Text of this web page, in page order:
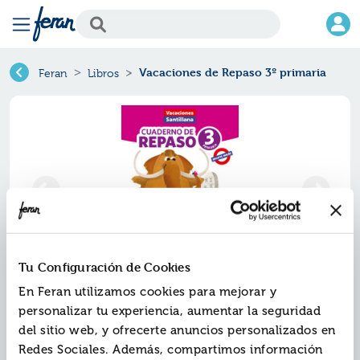
Tu Configuración de Cookies
En Feran utilizamos cookies para mejorar y
personalizar tu experiencia, aumentar la seguridad
del sitio web, y ofrecerte anuncios personalizados en
Redes Sociales. Además, compartimos información
Feran Libros Vacaciones de Repaso 3º primaria
Vacaciones de repaso 3º
primaria
Ref.ZSA-4426487